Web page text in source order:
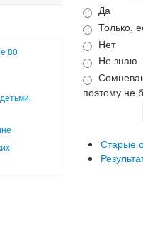
80
Варианты
Да
Только,
Нет
Не знаю
поэтому не
Старые